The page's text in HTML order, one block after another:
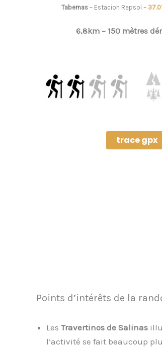
Tabernas– Estacion Repsol –
6,8km – 150 mètres
trace gpx
Points d’intérêts de la
Les Travertinos de Salinas
l’activité se fait beaucoup